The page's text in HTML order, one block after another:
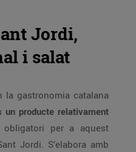
Jordi,
i salat
la gastronomia catalana
un producte relativament
per a aquest
Jordi. S’elabora amb